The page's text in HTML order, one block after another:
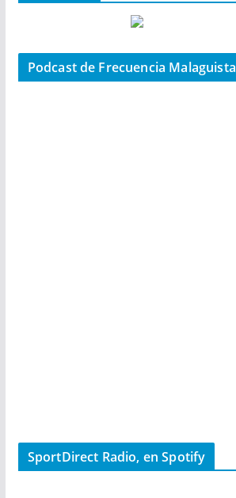
Podcast de Frecuencia Malaguista
SportDirect Radio, en Spotify